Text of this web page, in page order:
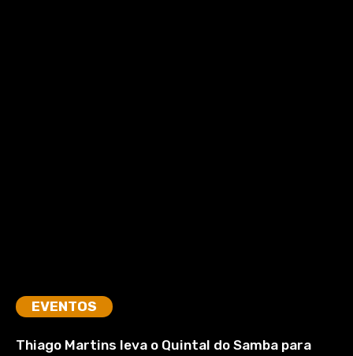
EVENTOS
Thiago Martins leva o Quintal do Samba para